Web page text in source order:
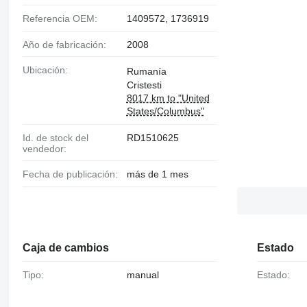
Referencia OEM: 1409572, 1736919
Año de fabricación: 2008
Ubicación:
Rumanía
Cristesti
8017 km to "United
States/Columbus"
Id. de stock del
vendedor:
RD1510625
Fecha de publicación: más de 1 mes
Caja de cambios
Tipo: manual
Estado
Estado: